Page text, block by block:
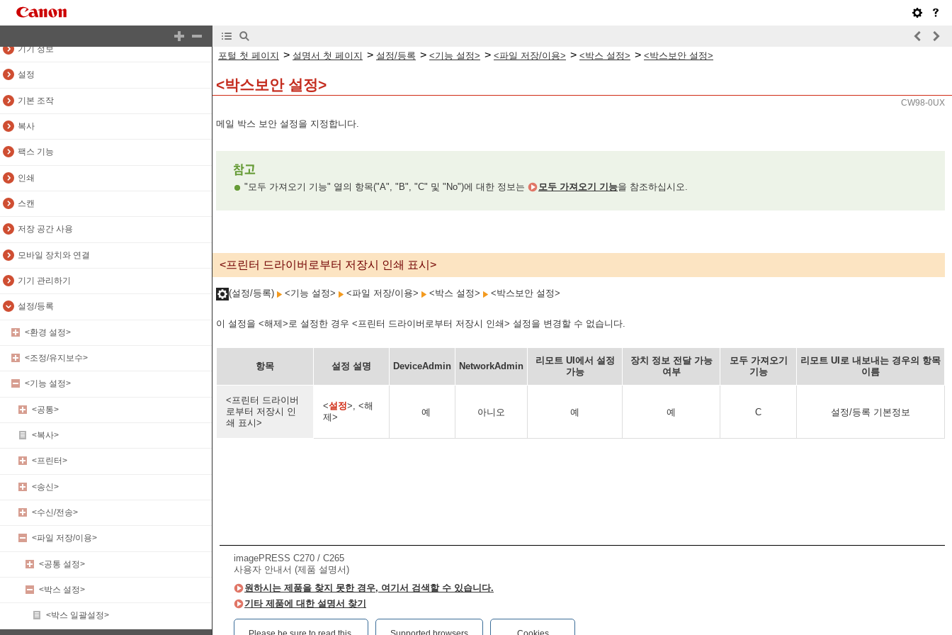
개요
기기 정보
설정
기본 조작
복사
팩스 기능
인쇄
스캔
저장 공간 사용
모바일 장치와 연결
기기 관리하기
설정/등록
<환경 설정>
<조정/유지보수>
<기능 설정>
<공통>
<복사>
<프린터>
<송신>
<수신/전송>
<파일 저장/이용>
<공통 설정>
<박스 설정>
<박스 일괄설정>
포털 첫 페이지 > 설명서 첫 페이지 > 설정/등록 > <기능 설정> > <파일 저장/이용> > <박스 설정> > <박스보안 설정>
<박스보안 설정>
CW98-0UX
메일 박스 보안 설정을 지정합니다.
"모두 가져오기 기능" 열의 항목("A", "B", "C" 및 "No")에 대한 정보는 모두 가져오기 기능을 참조하십시오.
<프린터 드라이버로부터 저장시 인쇄 표시>
(설정/등록) <기능 설정> <파일 저장/이용> <박스 설정> <박스보안 설정>
이 설정을 <해제>로 설정한 경우 <프린터 드라이버로부터 저장시 인쇄> 설정을 변경할 수 없습니다.
항목 설정 설명 DeviceAdmin NetworkAdmin
리모트 UI에서 설정
가능
장치 정보 전달 가능
여부
모두 가져오기
기능
리모트 UI로 내보내는 경우의 항목
이름
<프린터 드라이버
로부터 저장시 인
쇄 표시>
<설정>, <해
제>
예 아니오 예 예 C 설정/등록 기본정보
imagePRESS C270 / C265
사용자 안내서 (제품 설명서)
원하시는 제품을 찾지 못한 경우, 여기서 검색할 수 있습니다.
기타 제품에 대한 설명서 찾기